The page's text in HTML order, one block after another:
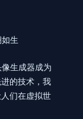
生
像生成器成为
的技术，我
们在虚拟世